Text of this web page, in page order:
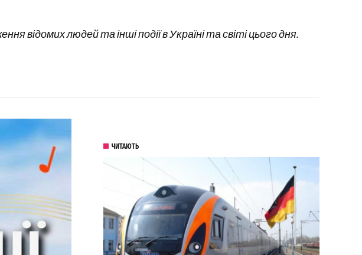
відомих людей та інші події в Україні та світі цього дня.
ЧИТАЮТЬ